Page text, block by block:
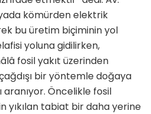
kömürden elektrik
bu üretim biçiminin yol
yoluna gidilirken,
fosil yakıt üzerinden
bir yöntemle doğaya
Öncelikle fosil
yıkılan tabiat bir daha yerine